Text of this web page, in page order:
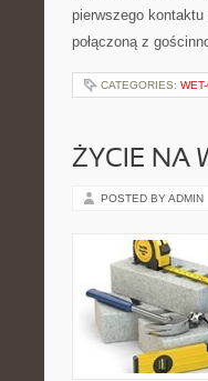
pierwszego
połączoną z
CATEGORIES:
ŻYCIE NA
POSTED BY ADMIN